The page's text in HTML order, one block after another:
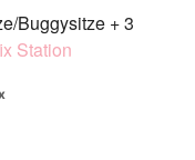
Buggysitze + 3
Station